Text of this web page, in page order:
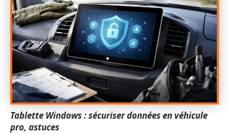
Tablette Windows : sécuriser données en véhicule
pro, astuces